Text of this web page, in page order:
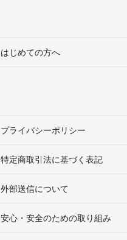
はじめての方へ
プライバシーポリシー
特定商取引法に基づく表記
外部送信について
安心・安全のための取り組み